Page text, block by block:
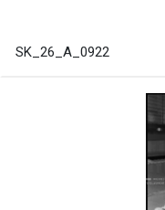
SK_26_A_0922